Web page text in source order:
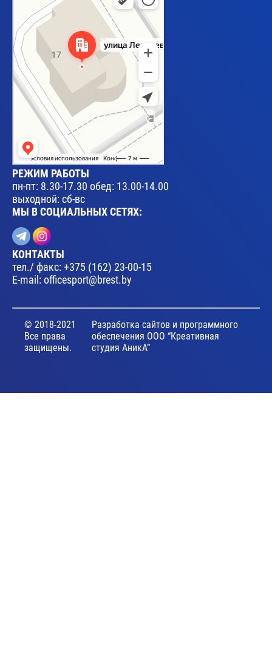
РЕЖИМ РАБОТЫ
пн-пт: 8.30-17.30 обед: 13.00-14.00
выходной: сб-вс
МЫ В СОЦИАЛЬНЫХ СЕТЯХ:
КОНТАКТЫ
тел./ факс:+375 (162) 23-00-15
E-mail: officesport@brest.by
© 2018-2021
Все права
защищены.
Разработка сайтов и программного
обеспечения ООО “Креативная
студия АникА”